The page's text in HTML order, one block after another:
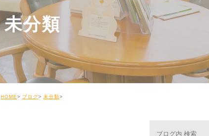
未分類
HOME ブログ 未分類